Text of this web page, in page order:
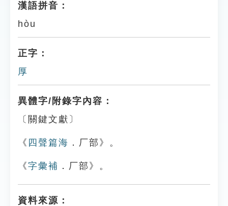
漢語拼音：
hòu
正字：
厚
異體字/附錄字內容：
〔關鍵文獻〕
《 四聲篇海 ．厂部》。
《字彙補 ．厂部》。
資料來源：